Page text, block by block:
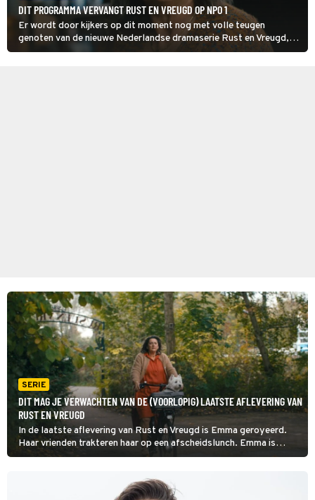
DIT PROGRAMMA VERVANGT RUST EN VREUGD OP NPO 1
Er wordt door kijkers op dit moment nog met volle teugen
genoten van de nieuwe Nederlandse dramaserie Rust en Vreugd,
maar aan alles komt een eind.
SERIE
DIT MAG JE VERWACHTEN VAN DE (VOORLOPIG) LAATSTE AFLEVERING VAN
RUST EN VREUGD
In de laatste aflevering van Rust en Vreugd is Emma geroyeerd.
Haar vrienden trakteren haar op een afscheidslunch. Emma is
verrast en ontroerd, maar zit met een geheim in haar maag. Als ze